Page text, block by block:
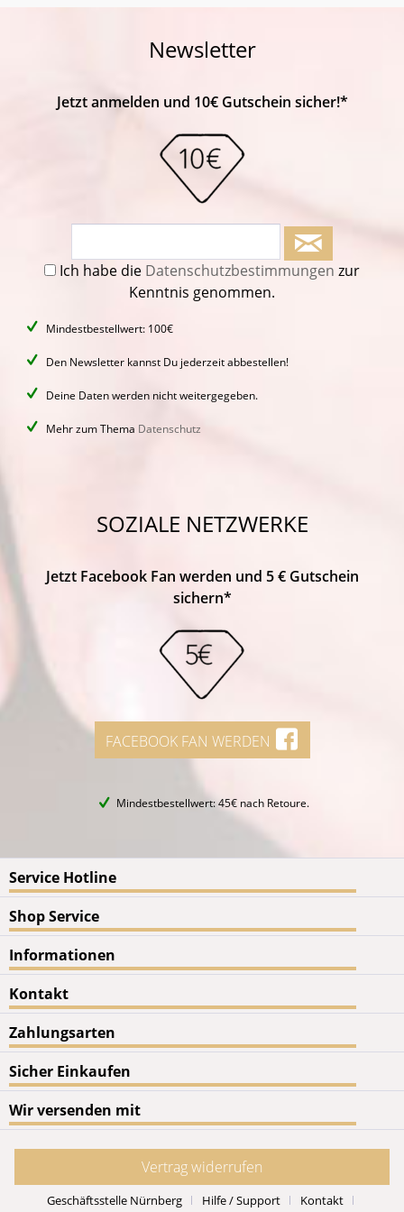
Newsletter
Jetzt anmelden und 10€ Gutschein sicher!*
Ich habe die Datenschutzbestimmungen zur
Kenntnis genommen.
Mindestbestellwert: 100€
Den Newsletter kannst Du jederzeit abbestellen!
Deine Daten werden nicht weitergegeben.
Mehr zum Thema Datenschutz
SOZIALE NETZWERKE
Jetzt Facebook Fan werden und 5 € Gutschein
sichern*
FACEBOOK FAN WERDEN
Mindestbestellwert: 45€ nach Retoure.
Service Hotline
Shop Service
Informationen
Kontakt
Zahlungsarten
Sicher Einkaufen
Wir versenden mit
Vertrag widerrufen
Geschäftsstelle Nürnberg Hilfe / Support Kontakt